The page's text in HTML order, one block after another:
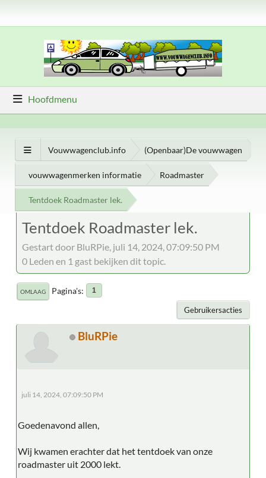
Hoofdmenu
Vouwwagenclub.info (Openbaar)De vouwwagen
vouwwagenmerken informatie Roadmaster
Tentdoek Roadmaster lek.
Tentdoek Roadmaster lek.
Gestart door BluRPie, juli 14, 2024, 07:09:50 PM
0 Leden en 1 gast bekijken dit topic.
OMLAAG Pagina's 1
Gebruikersacties
BluRPie
juli 14, 2024, 07:09:50 PM
Goedenavond allen,
Wij kwamen erachter dat het tentdoek van onze
roadmaster uit 2000 lekt.